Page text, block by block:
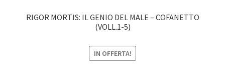
RIGOR MORTIS: IL GENIO DEL MALE – COFANETTO
(VOLL.1-5)
IN OFFERTA!